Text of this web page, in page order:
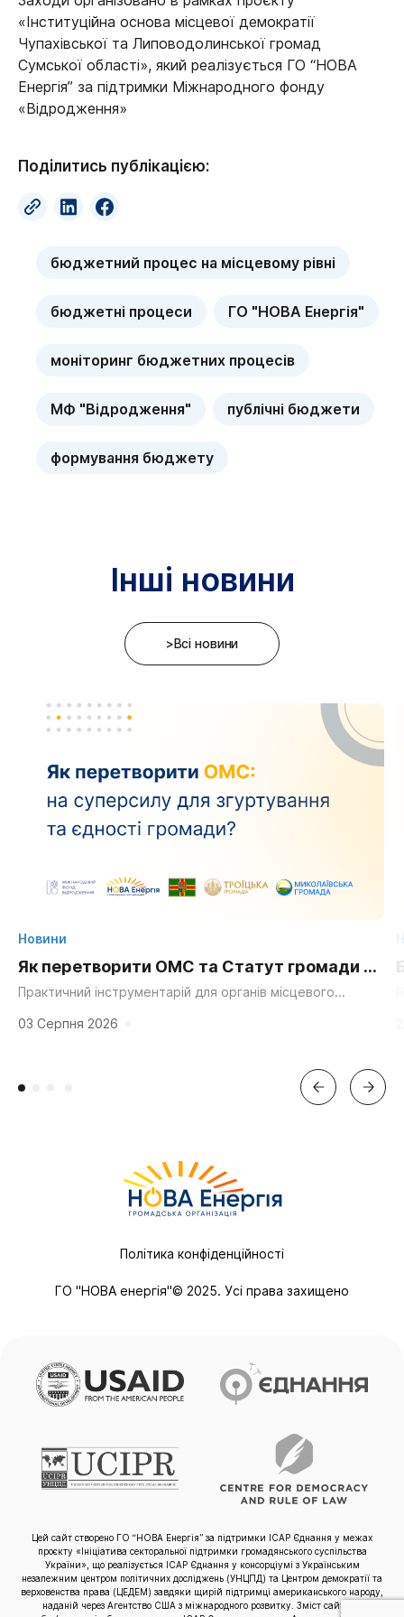
«Інституційна основа місцевої демократії
Чупахівської та Липоводолинської громад
Сумської області», який реалізується ГО “НОВА
Енергія” за підтримки Міжнародного фонду
«Відродження»
Поділитись публікацією:
бюджетний процес на місцевому рівні
бюджетні процеси ГО "НОВА Енергія"
моніторинг бюджетних процесів
МФ "Відродження" публічні бюджети
формування бюджету
Інші новини
>Всі новини
Новини
Як перетворити ОМС та Статут громади на
суперсилу для згуртування та єдності?
Практичний інструментарій для органів місцевого
мешканців. «Мальовнича природа», «працьовиті люди»,
«багата історія» та «вигідне...
03 Серпня 2026
ГО "НОВА енергія"© 2025. Усі права захищено
Політика конфіденційності
Цей сайт створено ГО “НОВА Енергія” за підтримки ІСАР Єднання у межах
проєкту «Ініціатива секторальної підтримки громадянського суспільства
України», що реалізується ІСАР Єднання у консорціумі з Українським
незалежним центром політичних досліджень (УНЦПД) та Центром демократії та
верховенства права (ЦЕДЕМ) завдяки щирій підтримці американського народу,
наданій через Агентство США з міжнародного розвитку. Зміст сайту не